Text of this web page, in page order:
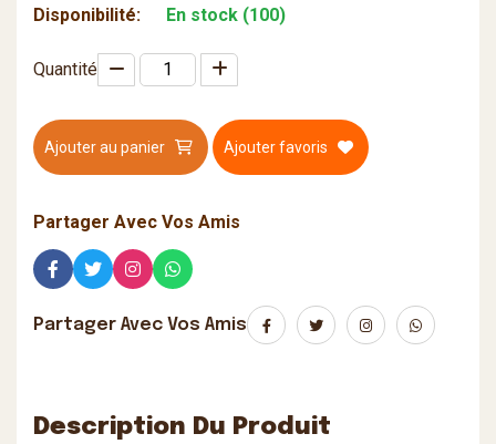
Disponibilité:
En stock (100)
Quantité
Ajouter au panier Ajouter favoris
Partager Avec Vos Amis
Partager Avec Vos Amis
Description Du Produit